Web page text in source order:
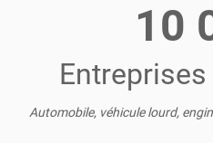
10
Automobile, véhicule lourd,